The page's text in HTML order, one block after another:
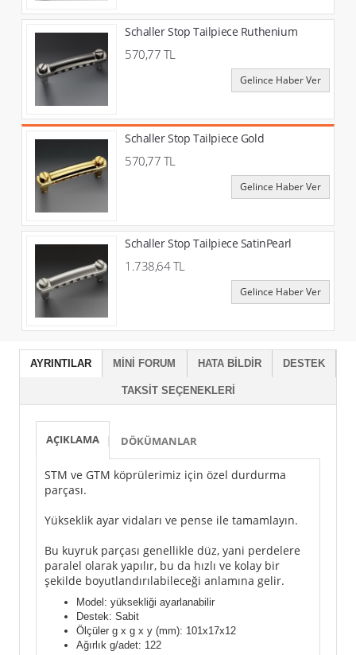
Schaller Stop Tailpiece Ruthenium
570,77 TL
Gelince Haber Ver
Schaller Stop Tailpiece Gold
570,77 TL
Gelince Haber Ver
Schaller Stop Tailpiece SatinPearl
1.738,64 TL
Gelince Haber Ver
AYRINTILAR MINI FORUM HATA BILDIR DESTEK
TAKSIT SEÇENEKLERI
AÇIKLAMA DÖKÜMANLAR
STM ve GTM köprülerimiz için özel durdurma
parçası.
Yükseklik ayar vidaları ve pense ile tamamlayın.
Bu kuyruk parçası genellikle düz, yani perdelere
paralel olarak yapılır, bu da hızlı ve kolay bir
şekilde boyutlandırılabileceği anlamına gelir.
Model: yüksekliği ayarlanabilir
Destek: Sabit
Ölçüler g x g x y (mm): 101x17x12
Ağırlık g/adet: 122